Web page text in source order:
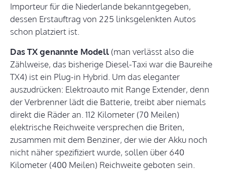
Importeur für die Niederlande bekanntgegeben,
dessen Erstauftrag von 225 linksgelenkten Autos
schon platziert ist.
Das TX genannte Modell (man verlässt also die
Zählweise, das bisherige Diesel-Taxi war die Baureihe
TX4) ist ein Plug-in Hybrid. Um das eleganter
auszudrücken: Elektroauto mit Range Extender, denn
der Verbrenner lädt die Batterie, treibt aber niemals
direkt die Räder an. 112 Kilometer (70 Meilen)
elektrische Reichweite versprechen die Briten,
zusammen mit dem Benziner, der wie der Akku noch
nicht näher spezifiziert wurde, sollen über 640
Kilometer (400 Meilen) Reichweite geboten sein.